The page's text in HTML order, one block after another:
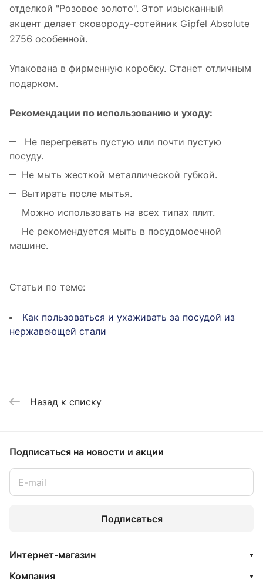
отделкой "Розовое золото". Этот изысканный
акцент делает сковороду-сотейник Gipfel Absolute
2756 особенной.
Упакована в фирменную коробку. Станет отличным
подарком.
Рекомендации по использованию и уходу:
Не перегревать пустую или почти пустую
посуду.
Не мыть жесткой металлической губкой.
Вытирать после мытья.
Можно использовать на всех типах плит.
Не рекомендуется мыть в посудомоечной
машине.
Статьи по теме:
Как пользоваться и ухаживать за посудой из
нержавеющей стали
Назад к списку
Подписаться на новости и акции
Подписаться
Интернет-магазин
Компания